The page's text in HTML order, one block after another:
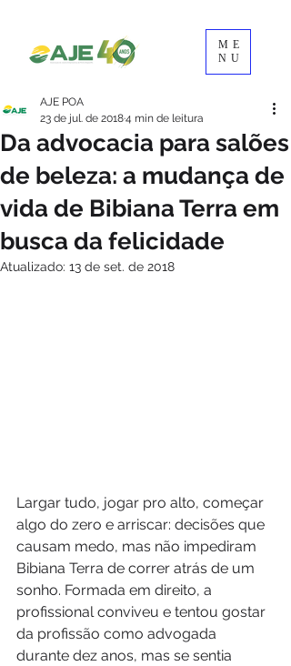
ME
NU
Da advocacia para salões
de beleza: a mudança de
vida de Bibiana Terra em
busca da felicidade
AJE POA
23 de jul. de 20184 min de leitura
Atualizado: 13 de set. de 2018
Largar tudo, jogar pro alto, começar
algo do zero e arriscar: decisões que
causam medo, mas não impediram
Bibiana Terra de correr atrás de um
sonho. Formada em direito, a
profissional conviveu e tentou gostar
da profissão como advogada
durante dez anos, mas se sentia